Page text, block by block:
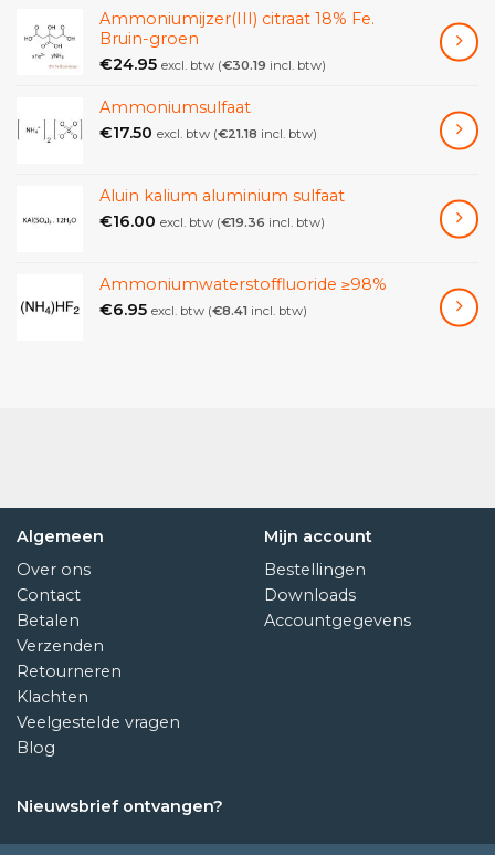
Ammoniumijzer(III) citraat 18% Fe.
Bruin-groen
€24.95 excl. btw (€30.19 incl. btw)
Ammoniumsulfaat
€17.50 excl. btw (€21.18 incl. btw)
Aluin kalium aluminium sulfaat
€16.00 excl. btw (€19.36 incl. btw)
Ammoniumwaterstoffluoride ≥98%
€6.95 excl. btw (€8.41 incl. btw)
Algemeen
Over ons
Contact
Betalen
Verzenden
Retourneren
Klachten
Veelgestelde vragen
Blog
Mijn account
Bestellingen
Downloads
Accountgegevens
Nieuwsbrief ontvangen?